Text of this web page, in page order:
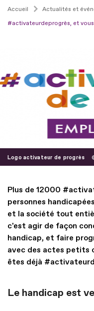
Accueil Actualités et
#activateurdeprogrès, et
Logo activateur de progrès
Plus de 12000
personnes
et la société tout
c'est agir de façon
handicap, et faire
avec des actes petits
êtes déjà
Le handicap est